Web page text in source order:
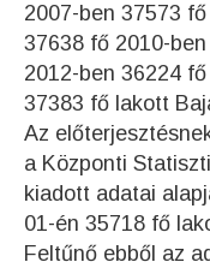
2007-ben 37573
37638 fő 2010-
2012-ben 36224
37383 fő lakott
Az
a Központi
kiadott adatai
01-én 35718 fő
Feltűnő ebből az